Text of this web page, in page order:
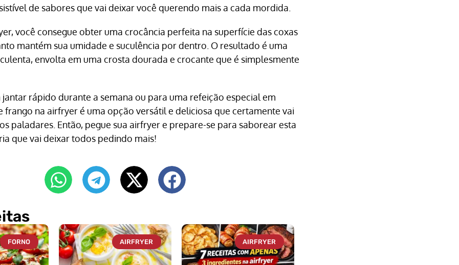
de sabores que vai deixar você querendo mais a cada mordida.
você consegue obter uma crocância perfeita na superfície das coxas
mantém sua umidade e suculência por dentro. O resultado é uma
envolta em uma crosta dourada e crocante que é simplesmente
rápido durante a semana ou para uma refeição especial em
frango na airfryer é uma opção versátil e deliciosa que certamente vai
paladares. Então, pegue sua airfryer e prepare-se para saborear esta
que vai deixar todos pedindo mais!
FORNO AIRFRYER AIRFRYER